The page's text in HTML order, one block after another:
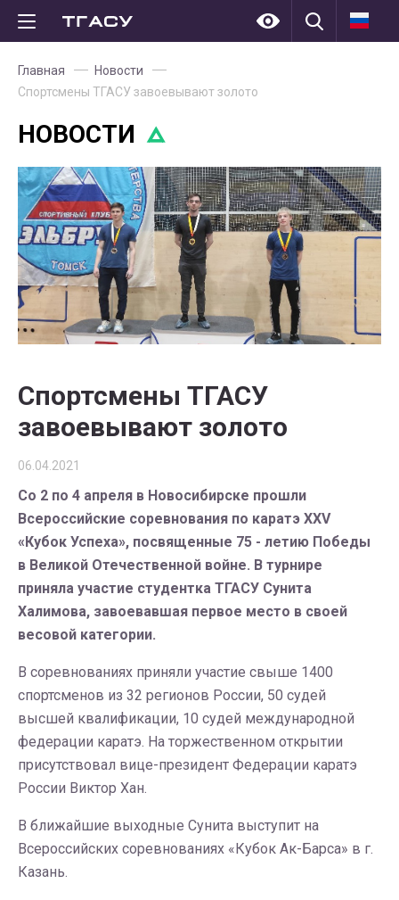
Главная
Новости
Спортсмены ТГАСУ завоевывают золото
НОВОСТИ
Спортсмены ТГАСУ
завоевывают золото
06.04.2021
Со 2 по 4 апреля в Новосибирске прошли
Всероссийские соревнования по каратэ XXV
«Кубок Успеха», посвященные 75 - летию Победы
в Великой Отечественной войне. В турнире
приняла участие студентка ТГАСУ Сунита
Халимова, завоевавшая первое место в своей
весовой категории.
В соревнованиях приняли участие свыше 1400
спортсменов из 32 регионов России, 50 судей
высшей квалификации, 10 судей международной
федерации каратэ. На торжественном открытии
присутствовал вице-президент Федерации каратэ
России Виктор Хан.
В ближайшие выходные Сунита выступит на
Всероссийских соревнованиях «Кубок Ак-Барса» в г.
Казань.